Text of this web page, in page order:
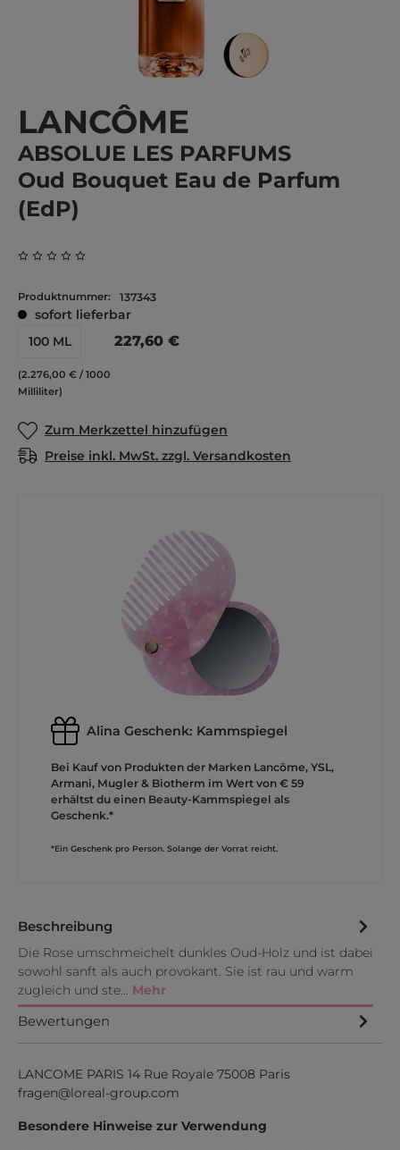
LANCÔME
ABSOLUE LES PARFUMS
Oud Bouquet Eau de Parfum
(EdP)
Produktnummer: 137343
sofort lieferbar
100 ML
(2.276,00 € / 1000
Milliliter)
227,60 €
Zum Merkzettel hinzufügen
Preise inkl. MwSt. zzgl. Versandkosten
Alina Geschenk: Kammspiegel
Bei Kauf von Produkten der Marken Lancôme, YSL,
Armani, Mugler & Biotherm im Wert von € 59
erhältst du einen Beauty-Kammspiegel als
Geschenk.*
*Ein Geschenk pro Person. Solange der Vorrat reicht.
Beschreibung
Die Rose umschmeichelt dunkles Oud-Holz und ist dabei
sowohl sanft als auch provokant. Sie ist rau und warm
zugleich und ste… Mehr
Bewertungen
LANCOME PARIS 14 Rue Royale 75008 Paris
fragen@loreal-group.com
Besondere Hinweise zur Verwendung